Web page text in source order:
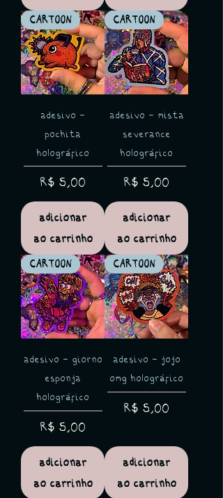
CARTOON
adesivo -
pochita
holográfico
Preço
R$ 5,00
adicionar
ao carrinho
CARTOON
adesivo - mista
severance
holográfico
Preço
R$ 5,00
adicionar
ao carrinho
CARTOON
adesivo - giorno
esponja
holográfico
Preço
R$ 5,00
adicionar
ao carrinho
CARTOON
adesivo - jojo
omg holográfico
Preço
R$ 5,00
adicionar
ao carrinho